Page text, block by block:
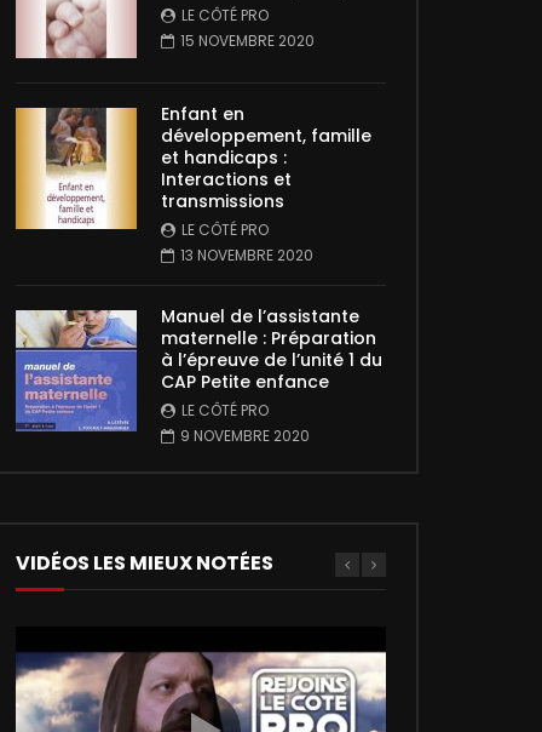
LE CÔTÉ PRO
15 NOVEMBRE 2020
Enfant en
développement, famille
et handicaps :
Interactions et
transmissions
LE CÔTÉ PRO
13 NOVEMBRE 2020
Manuel de l’assistante
maternelle : Préparation
à l’épreuve de l’unité 1 du
CAP Petite enfance
LE CÔTÉ PRO
9 NOVEMBRE 2020
VIDÉOS LES MIEUX NOTÉES